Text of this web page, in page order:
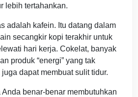
lebih tertahankan.
adalah kafein. Itu datang dalam
secangkir kopi terakhir untuk
hari kerja. Cokelat, banyak
produk “energi” yang tak
dapat membuat sulit tidur.
benar-benar membutuhkan